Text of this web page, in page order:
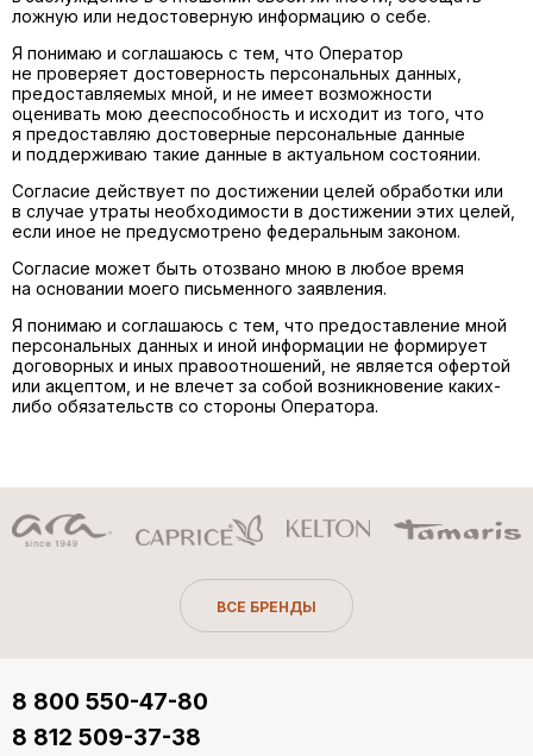
ложную или недостоверную информацию о себе.
Я понимаю и соглашаюсь с тем, что Оператор
не проверяет достоверность персональных данных,
предоставляемых мной, и не имеет возможности
оценивать мою дееспособность и исходит из того, что
я предоставляю достоверные персональные данные
и поддерживаю такие данные в актуальном состоянии.
Согласие действует по достижении целей обработки или
в случае утраты необходимости в достижении этих целей,
если иное не предусмотрено федеральным законом.
Согласие может быть отозвано мною в любое время
на основании моего письменного заявления.
Я понимаю и соглашаюсь с тем, что предоставление мной
персональных данных и иной информации не формирует
договорных и иных правоотношений, не является офертой
или акцептом, и не влечет за собой возникновение каких-
либо обязательств со стороны Оператора.
ВСЕ БРЕНДЫ
8 800 550-47-80
8 812 509-37-38